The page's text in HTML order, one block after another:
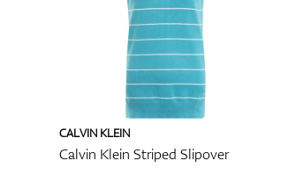
CALVIN KLEIN
Calvin Klein Striped Slipover